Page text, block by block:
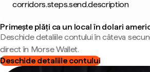
corridors.steps.send.description
Primește plăți ca un local în dolari
Deschide detaliile contului în câteva
direct în Morse Wallet.
Deschide detaliile contului